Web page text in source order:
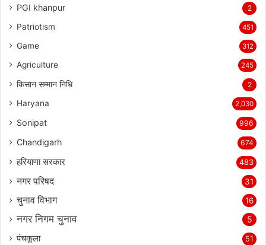
PGI khanpur 2
Patriotism 451
Game 312
Agriculture 245
किसान सम्मान निधि 2
Haryana 2,030
Sonipat 996
Chandigarh 674
हरियाणा सरकार 483
नगर परिषद 31
चुनाव विभाग 16
नगर निगम चुनाव 5
पंचकूला 51